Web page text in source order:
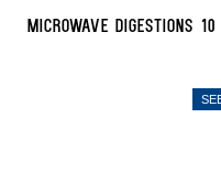
Microwave Digestions 10